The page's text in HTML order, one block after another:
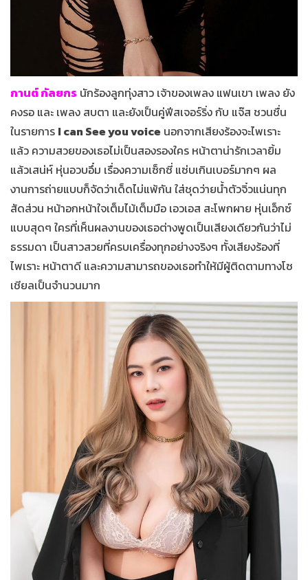
กานต์ กัลยกร นักร้องลูกทุ่งสาว เจ้าของเพลง แฟนเขา เพลง ยัง
คงรอ และ เพลง สบตา และยังเป็นคู่ฟีสเจอร์ริ่ง กับ แจ๊ส ชวนชื่น
ในรายการ I can See you voice นอกจากเสียงร้องจะไพเราะ
แล้ว ความสวยของเธอไม่เป็นสองรองใคร หน้าตาน่ารักเวลายิ้ม
แล้วเสน่ห์ หุ่นอวบอึ๋ม เรื่องความเซ็กซี่ แซ่บเกินเบอร์มากๆ ผล
งานการถ่ายแบบก็จัดว่าเด็ดไม่แพ้กัน ใส่ชุดว่ายน้ำตัวจิ๋วแน่นทุก
สัดส่วน หน้าอกหน้าใจเต็มไม้เต็มมือ เอวเอส สะโพกผาย หุ่นเอ็กซ์
แบบสุดๆ ใครที่เห็นผลงานของเธอต่างพูดเป็นเสียงเดียวกันว่าไม่
ธรรมดา เป็นสาวสวยที่ครบเครื่องทุกอย่างจริงๆ ทั้งเสียงร้องที่
ไพเราะ หน้าตาดี และความสามารถของเธอทำให้มีผู้ติดตามทางโซ
เชียลเป็นจำนวนมาก